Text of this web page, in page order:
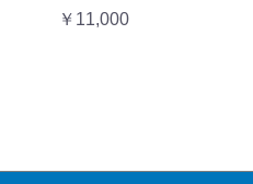
￥11,000